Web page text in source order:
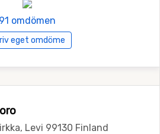
91 omdömen
eget omdöme
Levi 99130 Finland